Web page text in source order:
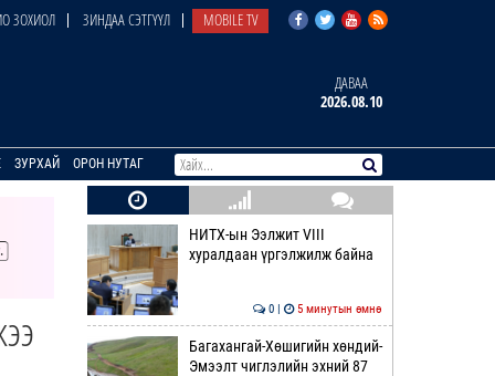
ЗОХИОЛ ЗИНДАА СЭТГҮҮЛ MOBILE TV
ДАВАА
2026.08.10
ЗУРХАЙ ОРОН НУТАГ
НИТХ-ын Ээлжит VIII
хуралдаан үргэлжилж байна
0 | 5 минутын өмнө
Багахангай-Хөшигийн хөндий-
Эмээлт чиглэлийн эхний 87